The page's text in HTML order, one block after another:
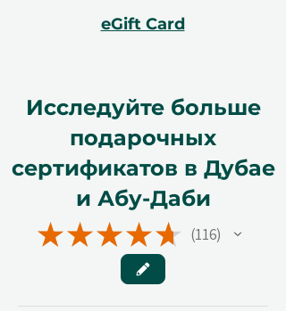
eGift Card
Исследуйте больше
подарочных
сертификатов в Дубае
и Абу-Даби
★★★★★ 116
116